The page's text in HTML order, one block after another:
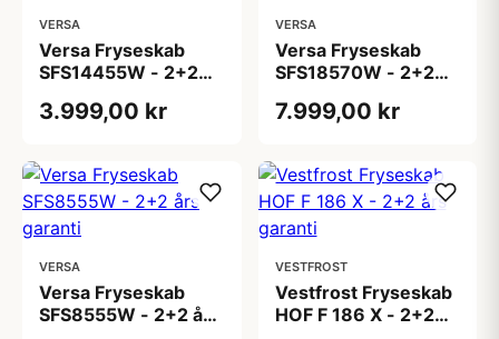
VERSA
Versa Fryseskab
SFS14455W - 2+2
3.999,00 kr
VERSA
Versa Fryseskab
SFS18570W - 2+2
7.999,00 kr
VERSA
Versa Fryseskab
SFS8555W - 2+2 års
VESTFROST
Vestfrost Fryseskab
HOF F 186 X - 2+2